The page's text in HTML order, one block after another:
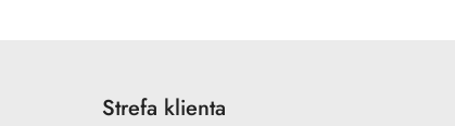
Strefa klienta